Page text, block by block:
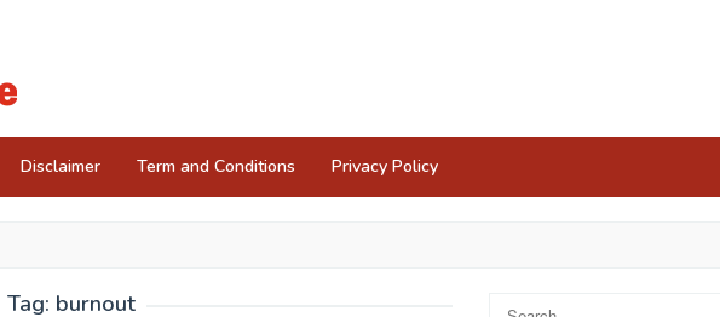
Disclaimer Term and Conditions Privacy Policy
Tag: burnout
Search